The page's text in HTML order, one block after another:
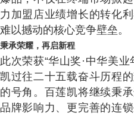
力加盟店业绩增长的转化
难以撼动的核心竞争壁垒。
秉承荣耀，再启新程
此次荣获“华山奖·中华美
凯过往二十五载奋斗历程
的号角。百莲凯将继续秉
品牌影响力、更完善的连